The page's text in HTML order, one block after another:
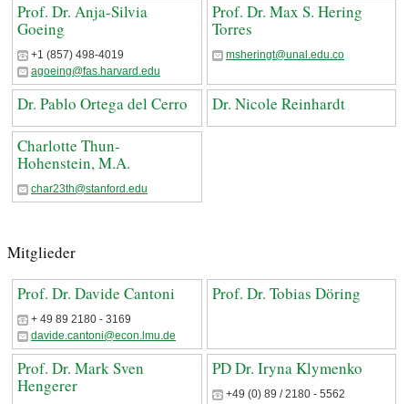
Prof. Dr. Anja-Silvia
Goeing
+1 (857) 498-4019
agoeing@fas.harvard.edu
Prof. Dr. Max S. Hering
Torres
msheringt@unal.edu.co
Dr. Pablo Ortega del Cerro
Dr. Nicole Reinhardt
Charlotte Thun-
Hohenstein, M.A.
char23th@stanford.edu
Mitglieder
Prof. Dr. Davide Cantoni
+ 49 89 2180 - 3169
davide.cantoni@econ.lmu.de
Prof. Dr. Tobias Döring
Prof. Dr. Mark Sven
Hengerer
PD Dr. Iryna Klymenko
+49 (0) 89 / 2180 - 5562